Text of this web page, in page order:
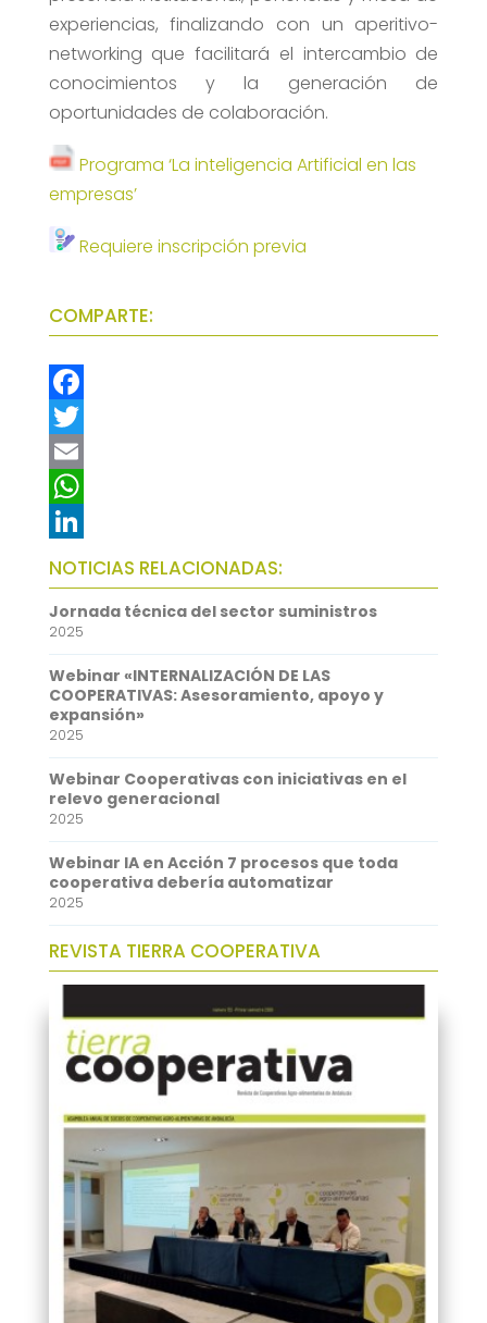
experiencias, finalizando con un aperitivo-
networking que facilitará el intercambio de
conocimientos y la generación de
oportunidades de colaboración.
Programa ‘La inteligencia Artificial en las
empresas’
Requiere inscripción previa
COMPARTE:
F
a
c
e
b
o
o
k
T
w
t
t
e
r
E
m
a
i
l
W
h
a
t
s
A
p
p
L
i
n
k
e
d
I
n
NOTICIAS RELACIONADAS:
Jornada técnica del sector suministros
2025
Webinar «INTERNALIZACIÓN DE LAS
COOPERATIVAS: Asesoramiento, apoyo y
expansión»
2025
Webinar Cooperativas con iniciativas en el
relevo generacional
2025
Webinar IA en Acción 7 procesos que toda
cooperativa debería automatizar
2025
REVISTA TIERRA COOPERATIVA